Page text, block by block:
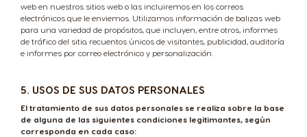
web en nuestros sitios web o las incluiremos en los correos
electrónicos que le enviemos. Utilizamos información de balizas web
para una variedad de propósitos, que incluyen, entre otros, informes
de tráfico del sitio, recuentos únicos de visitantes, publicidad, auditoría
e informes por correo electrónico y personalización.
5. USOS DE SUS DATOS PERSONALES
El tratamiento de sus datos personales se realiza sobre la base
de alguna de las siguientes condiciones legitimantes, según
corresponda en cada caso: